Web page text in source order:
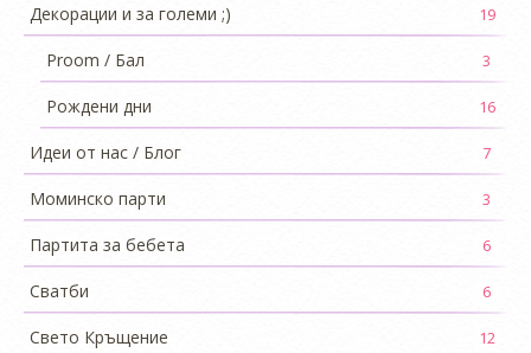
Декорации и за големи ;) 19
Proom / Бал 3
Рождени дни 16
Идеи от нас / Блог 7
Моминско парти 3
Партита за бебета 6
Сватби 6
Свето Кръщение 12